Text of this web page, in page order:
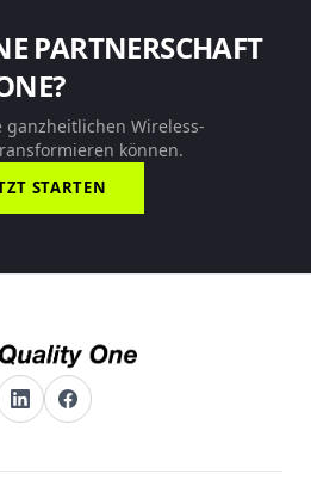
PARTNERSCHAFT
ganzheitlichen Wireless-
können.
STARTEN